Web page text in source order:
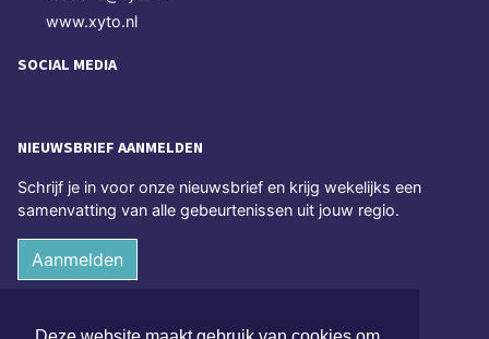
www.xyto.nl
SOCIAL MEDIA
NIEUWSBRIEF AANMELDEN
Schrijf je in voor onze nieuwsbrief en krijg wekelijks een
samenvatting van alle gebeurtenissen uit jouw regio.
Aanmelden